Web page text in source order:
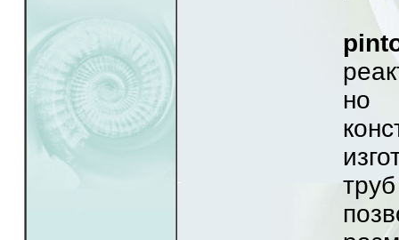
но